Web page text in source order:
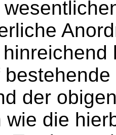
der
wie die